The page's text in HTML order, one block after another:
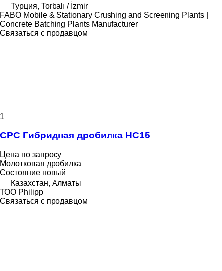
Турция, Torbalı / İzmir
FABO Mobile & Stationary Crushing and Screening Plants |
Concrete Batching Plants Manufacturer
Связаться с продавцом
1
CPC Гибридная дробилка HC15
Цена по запросу
Молотковая дробилка
Состояние новый
Казахстан, Алматы
ТОО Philipp
Связаться с продавцом